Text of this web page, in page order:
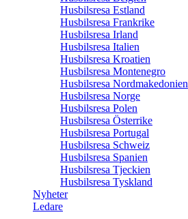
Husbilsresa Estland
Husbilsresa Frankrike
Husbilsresa Irland
Husbilsresa Italien
Husbilsresa Kroatien
Husbilsresa Montenegro
Husbilsresa Nordmakedonien
Husbilsresa Norge
Husbilsresa Polen
Husbilsresa Österrike
Husbilsresa Portugal
Husbilsresa Schweiz
Husbilsresa Spanien
Husbilsresa Tjeckien
Husbilsresa Tyskland
Nyheter
Ledare